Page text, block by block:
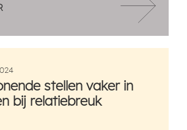
stellen vaker in
bij relatiebreuk